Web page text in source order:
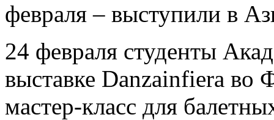
февраля – выступили в
24 февраля студенты
выставке Danzainfiera во
мастер-класс для